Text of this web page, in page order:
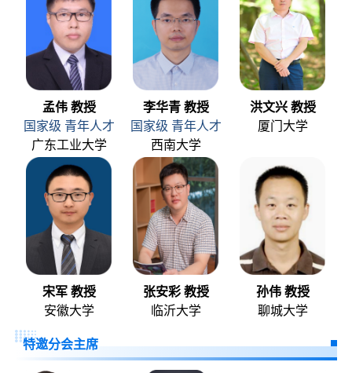
孟伟 教授
国家级 青年人才
广东工业大学
李华青 教授
国家级 青年人才
西南大学
洪文兴 教授
厦门大学
宋军 教授
安徽大学
张安彩 教授
临沂大学
孙伟 教授
聊城大学
特邀分会主席